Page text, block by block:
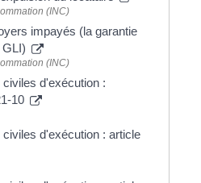
(INC)
impayés (la garantie
(INC)
d'exécution :
10
d'exécution : article